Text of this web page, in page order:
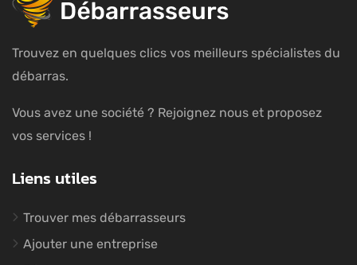
Trouvez en quelques clics vos meilleurs spécialistes du
débarras.
Vous avez une société ? Rejoignez nous et proposez
vos services !
Liens utiles
Trouver mes débarrasseurs
Ajouter une entreprise